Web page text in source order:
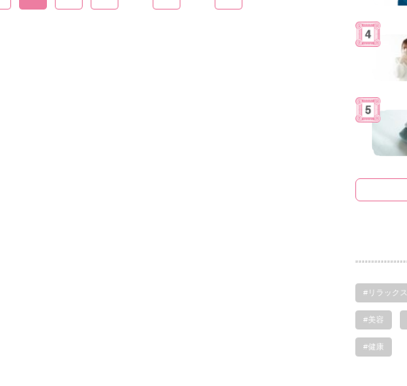
#リラックス
#美容
#健康